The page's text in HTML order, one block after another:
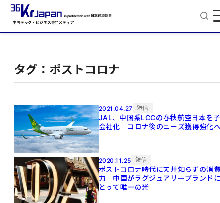
タグ：ポストコロナ
2021.04.27 短信
JAL、中国系LCCの春秋航空日本を子
会社化 コロナ後のニーズ獲得強化
2020.11.25 短信
ポストコロナ時代に天井知らずの消
力 中国がラグジュアリーブランド
とって唯一の光